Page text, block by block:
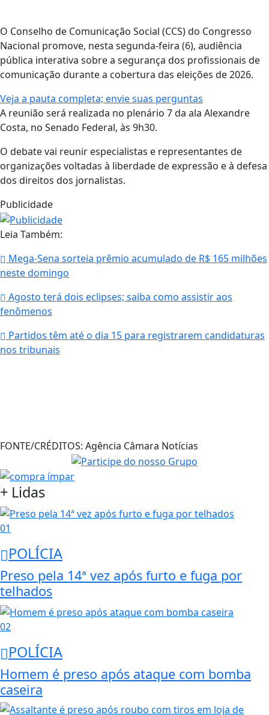
O Conselho de Comunicação Social (CCS) do Congresso
Nacional promove, nesta segunda-feira (6), audiência
pública interativa sobre a segurança dos profissionais de
comunicação durante a cobertura das eleições de 2026.
Veja a pauta completa; envie suas perguntas
A reunião será realizada no plenário 7 da ala Alexandre
Costa, no Senado Federal, às 9h30.
O debate vai reunir especialistas e representantes de
organizações voltadas à liberdade de expressão e à defesa
dos direitos dos jornalistas.
Publicidade
Leia Também:
Mega-Sena sorteia prêmio acumulado de R$ 165 milhões
neste domingo
Agosto terá dois eclipses; saiba como assistir aos
fenômenos
Partidos têm até o dia 15 para registrarem candidaturas
nos tribunais
FONTE/CRÉDITOS: Agência Câmara Notícias
+ Lidas
01
POLÍCIA
Preso pela 14ª vez após furto e fuga por
telhados
02
POLÍCIA
Homem é preso após ataque com bomba
caseira